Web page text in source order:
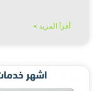
أقرأ المزيد »